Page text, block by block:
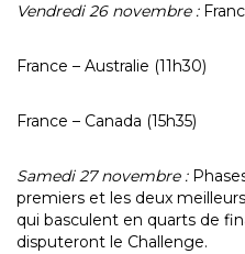
Vendredi 26 novembre :
France – Australie (11h30)
France – Canada (15h35)
Samedi 27 novembre :
premiers et les deux
qui basculent en quarts de
disputeront le Challenge.